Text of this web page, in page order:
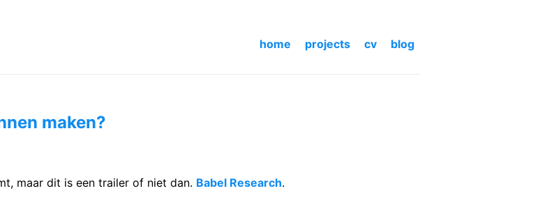
home projects cv blog
maken?
maar dit is een trailer of niet dan. Babel Research.